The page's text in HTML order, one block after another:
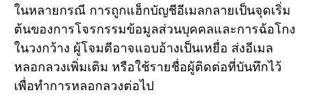
ในหลายกรณี การถูกแฮ็กบัญชีอีเมลกลายเป็นจุดเริ่ม
ต้นของการโจรกรรมข้อมูลส่วนบุคคลและการฉ้อโกง
ในวงกว้าง ผู้โจมตีอาจแอบอ้างเป็นเหยื่อ ส่งอีเมล
หลอกลวงเพิ่มเติม หรือใช้รายชื่อผู้ติดต่อที่บันทึกไว้
เพื่อทำการหลอกลวงต่อไป